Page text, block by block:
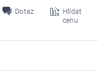
Dotaz
Hlídat
cenu